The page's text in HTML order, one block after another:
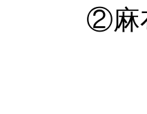
②麻布